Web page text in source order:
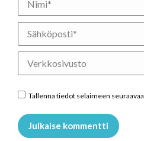
Sähköposti *
Verkkosivusto
Tallenna tiedot selaimeen
Julkaise kommentti